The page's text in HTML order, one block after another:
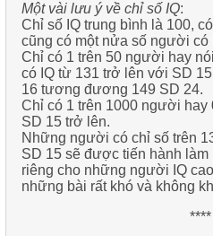
Một vài lưu ý về chỉ số IQ:
Chỉ số IQ trung bình là 100,
cũng có một nửa số người có
Chỉ có 1 trên 50 người hay
có IQ từ 131 trở lên với SD
16 tương đương 149 SD 24.
Chỉ có 1 trên 1000 người hay
SD 15 trở lên.
Những người có chỉ số trên
SD 15 sẽ được tiến hành làm
riêng cho những người IQ
những bài rất khó và không
****